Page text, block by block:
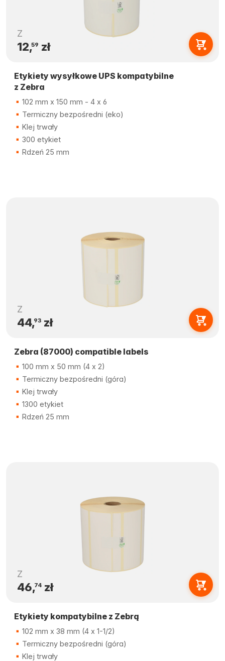
Z
12,59 zł
Etykiety wysyłkowe UPS kompatybilne
z Zebra
102 mm x 150 mm - 4 x 6
Termiczny bezpośredni (eko)
Klej trwały
300 etykiet
Rdzeń 25 mm
Z
44,93zł
Zebra (87000) compatible labels
100 mm x 50 mm (4 x 2)
Termiczny bezpośredni (góra)
Klej trwały
1300 etykiet
Rdzeń 25 mm
Z
46,74zł
Etykiety kompatybilne z Zebrą
102 mm x 38 mm (4 x 1-1/2)
Termiczny bezpośredni (góra)
Klej trwały